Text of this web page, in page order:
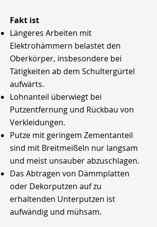
Fakt ist
Längeres Arbeiten mit
Elektrohämmern belastet den
Oberkörper, insbesondere bei
Tätigkeiten ab dem Schultergürtel
aufwärts.
Lohnanteil überwiegt bei
Putzentfernung und Rückbau von
Verkleidungen.
Putze mit geringem Zementanteil
sind mit Breitmeißeln nur langsam
und meist unsauber abzuschlagen.
Das Abtragen von Dämmplatten
oder Dekorputzen auf zu
erhaltenden Unterputzen ist
aufwändig und mühsam.